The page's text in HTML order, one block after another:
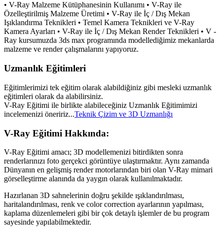
• V-Ray Malzeme Kütüphanesinin Kullanımı • V-Ray ile
Özelleştirilmiş Malzeme Üretimi • V-Ray ile İç / Dış Mekan
Işıklandırma Teknikleri • Temel Kamera Teknikleri ve V-Ray
Kamera Ayarları • V-Ray ile İç / Dış Mekan Render Teknikleri • V -
Ray kursumuzda 3ds max programında modellediğimiz mekanlarda
malzeme ve render çalışmalarını yapıyoruz.
Uzmanlık Eğitimleri
Eğitimlerimizi tek eğitim olarak alabildiğiniz gibi mesleki uzmanlık
eğitimleri olarak da alabilirsiniz.
V-Ray Eğitimi ile birlikte alabileceğiniz Uzmanlık Eğitimimizi
incelemenizi öneririz...Teknik Çizim ve 3D Uzmanlığı
V-Ray Eğitimi Hakkında:
V-Ray Eğitimi amacı; 3D modellemenizi bitirdikten sonra
renderlarınızı foto gerçekci görüntüye ulaştırmaktır. Aynı zamanda
Dünyanın en gelişmiş render motorlarından biri olan V-Ray mimari
görselleştirme alanında da yaygın olarak kullanılmaktadır.
Hazırlanan 3D sahnelerinin doğru şekilde ışıklandırılması,
haritalandırılması, renk ve color correction ayarlarının yapılması,
kaplama düzenlemeleri gibi bir çok detaylı işlemler de bu program
sayesinde yapılabilmektedir.